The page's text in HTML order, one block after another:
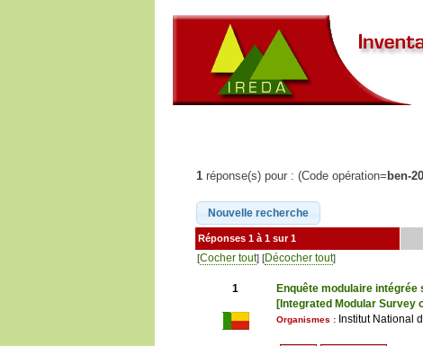
1 réponse(s) pour : (Code opération= ben-
Réponses 1 à 1 sur 1
[Cocher tout] [Décocher tout]
1
Enquête modulaire
[Integrated Modular Survey
Organismes : Institut National